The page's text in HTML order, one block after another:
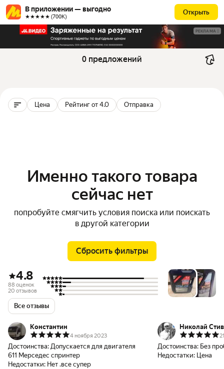
В приложении — выгодно
★★★★★ (700К)
Открыть
РЕКЛАМА
0 предложений
Цена Рейтинг от 4.0 Отправка
Именно такого товара
сейчас нет
попробуйте смягчить условия поиска или поискать
в другой категории
Сбросить фильтры
4.8
88 оценок
20 отзывов
Все отзывы
Константин
4 ноября 2023
Достоинства: Допускается для двигателя
611 Мерседес спринтер
Недостатки: Нет .все супер
Николай
Достоинства: Без
Недостатки: Цена